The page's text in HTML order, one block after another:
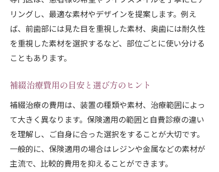
リングし、最適な素材やデザインを提案します。例え
ば、前歯部には見た目を重視した素材、奥歯には耐久性
を重視した素材を選択するなど、部位ごとに使い分ける
こともあります。
補綴治療費用の目安と選び方のヒント
補綴治療の費用は、装置の種類や素材、治療範囲によっ
て大きく異なります。保険適用の範囲と自費診療の違い
を理解し、ご自身に合った選択をすることが大切です。
一般的に、保険適用の場合はレジンや金属などの素材が
主流で、比較的費用を抑えることができます。